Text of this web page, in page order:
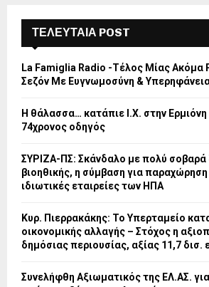
ΤΕΛΕΥΤΑΙΑ POST
La Famiglia Radio -Τέλος Μίας Ακόμα
Σεζόν Με Ευγνωμοσύνη &
Η θάλασσα… κατάπιε Ι.Χ. στην
74χρονος οδηγός
ΣΥΡΙΖΑ-ΠΣ: Σκάνδαλο με πολύ σοβαρά
βιοηθικής, η σύμβαση για
ιδιωτικές εταιρείες των ΗΠΑ
Κυρ. Πιερρακάκης: Το Υπερταμείο
οικονομικής αλλαγής – Στόχος η
δημόσιας περιουσίας, αξίας 11,7 δισ.
Συνελήφθη Αξιωματικός της ΕΛ.ΑΣ.